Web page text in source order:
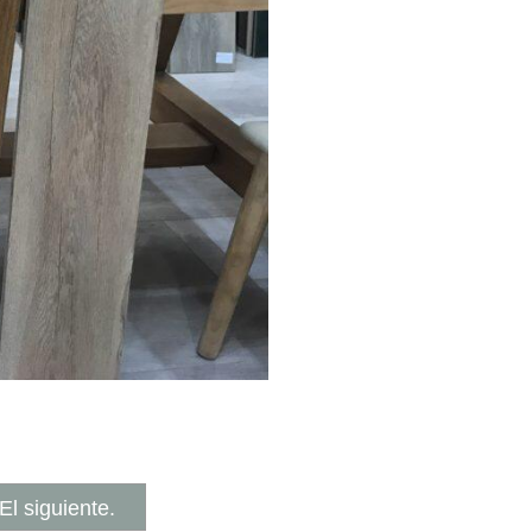
El siguiente.